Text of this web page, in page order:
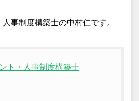
事制度構築士の中村仁です。
ト・人事制度構築士